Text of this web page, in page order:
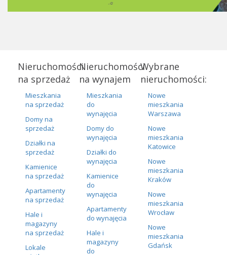
Nieruchomości
na sprzedaż
Mieszkania
na sprzedaż
Domy na
sprzedaż
Działki na
sprzedaż
Kamienice
na sprzedaż
Apartamenty
na sprzedaż
Hale i
magazyny
na sprzedaż
Lokale
Nieruchomości
na wynajem
Mieszkania
do
wynajęcia
Domy do
wynajęcia
Działki do
wynajęcia
Kamienice
do
wynajęcia
Apartamenty
do wynajęcia
Hale i
magazyny
do
Wybrane
nieruchomości:
Nowe
mieszkania
Warszawa
Nowe
mieszkania
Katowice
Nowe
mieszkania
Kraków
Nowe
mieszkania
Wrocław
Nowe
mieszkania
Gdańsk